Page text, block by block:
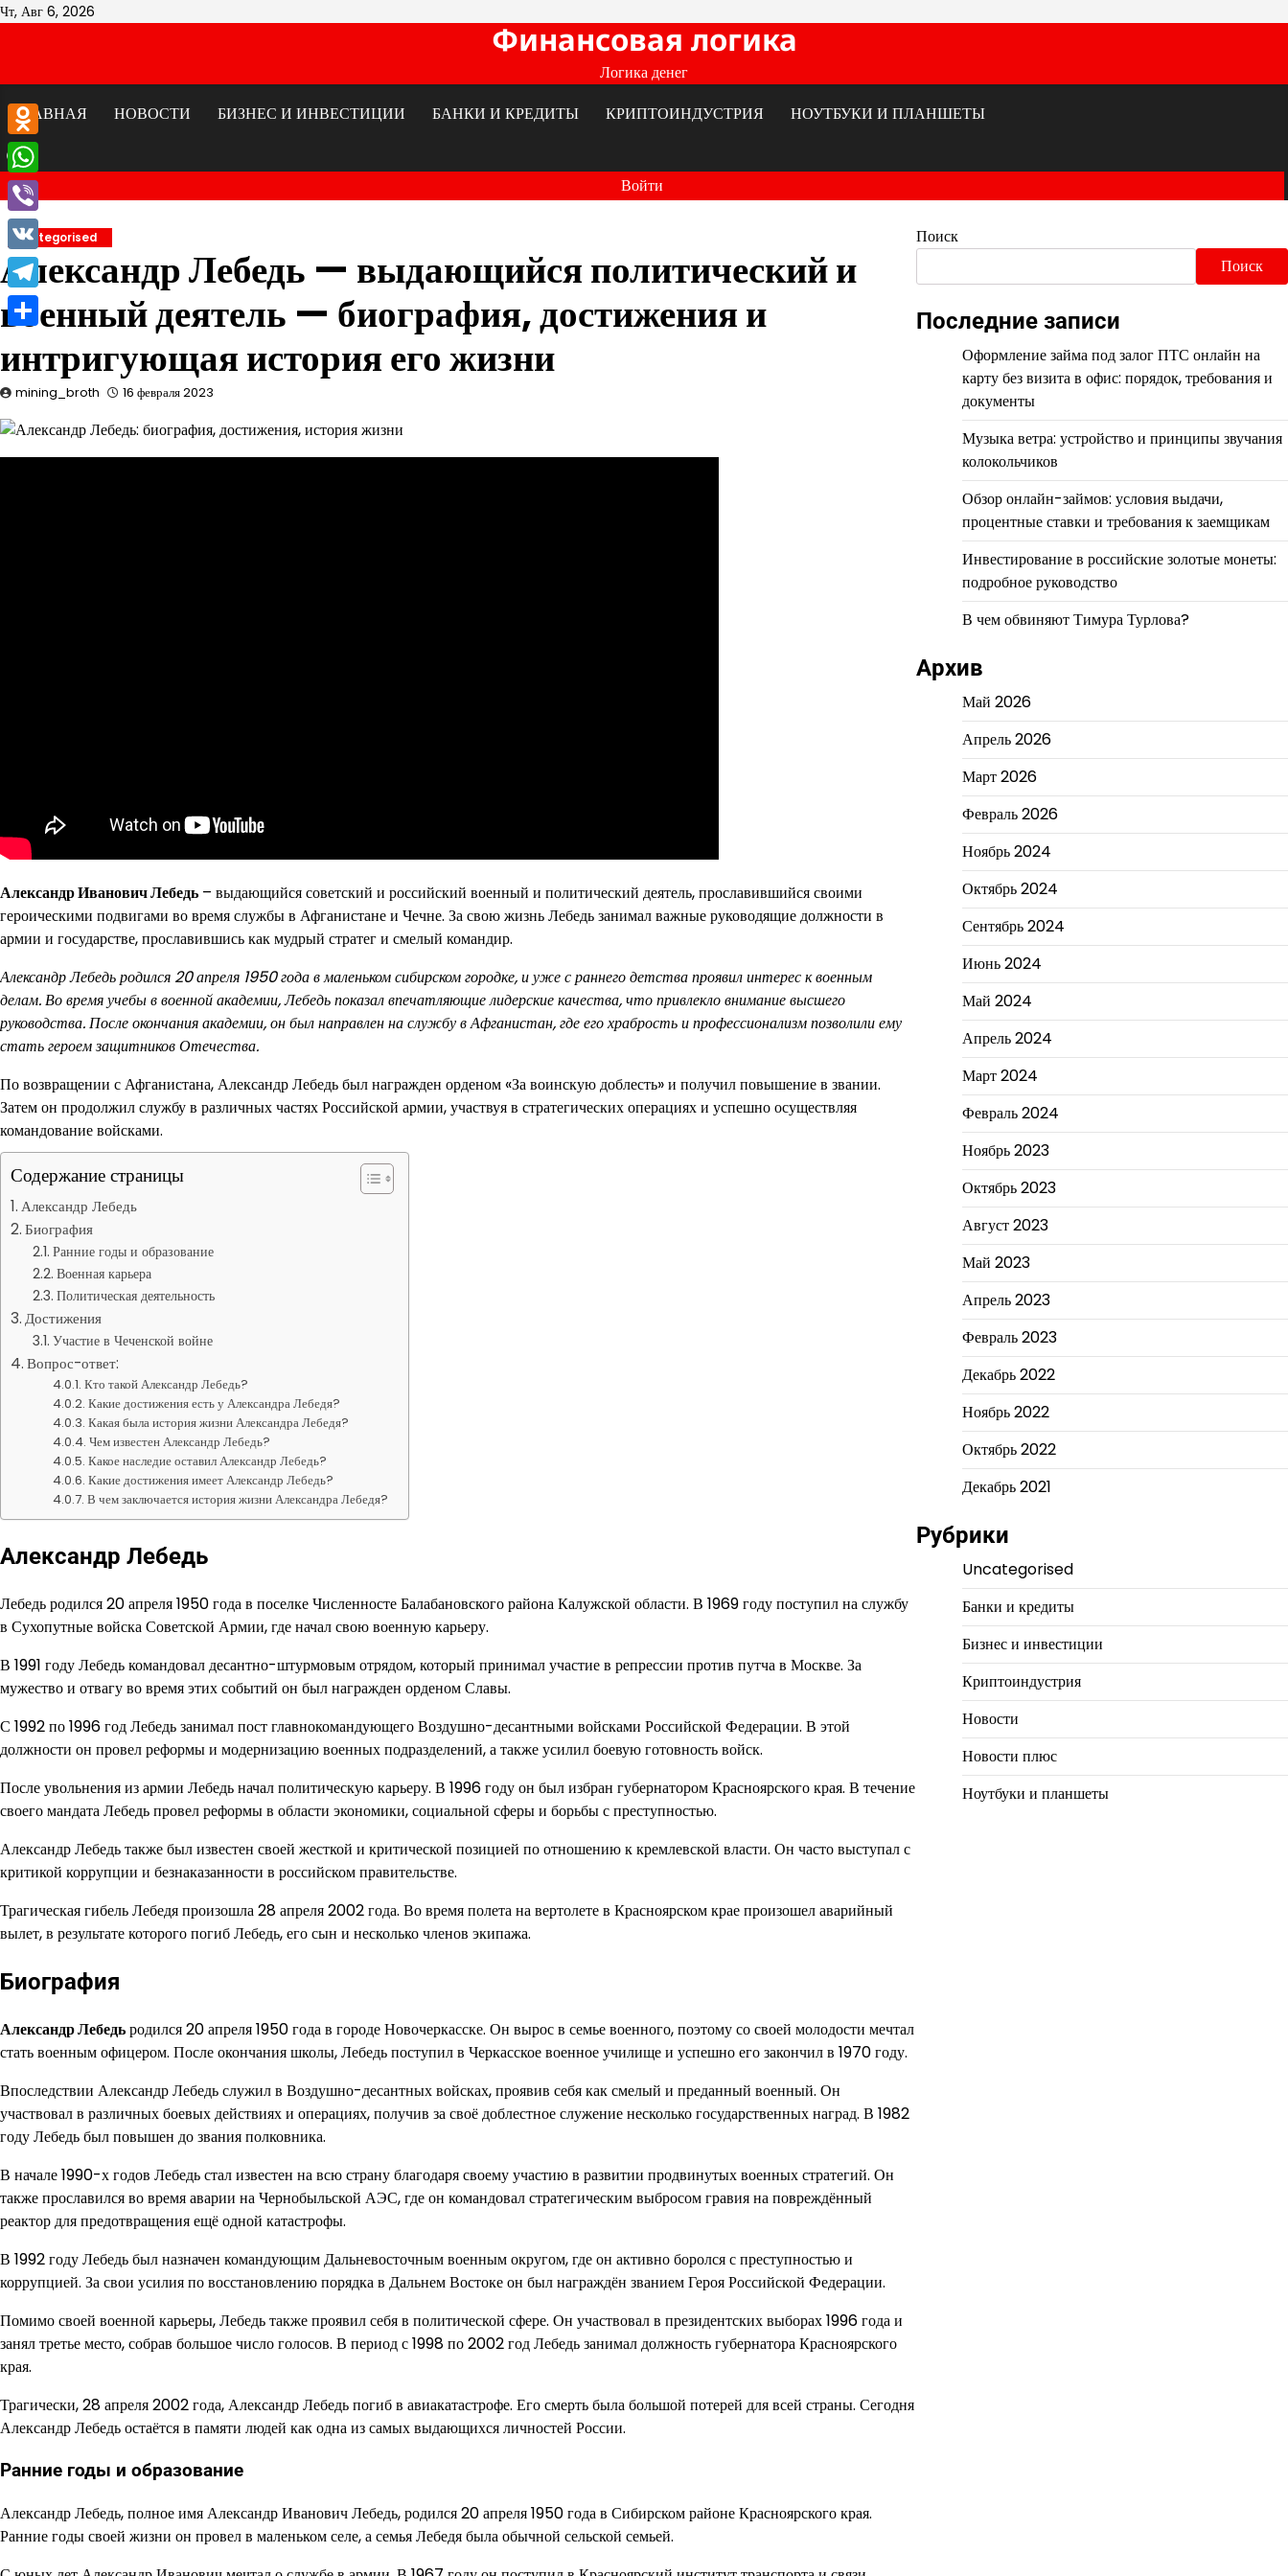
Перейти
Чт, Авг 6, 2026
Финансовая логика
Логика денег
ГЛАВНАЯ
НОВОСТИ БИЗНЕС И ИНВЕСТИЦИИ БАНКИ И КРЕДИТЫ КРИПТОИНДУСТРИЯ НОУТБУКИ И ПЛАНШЕТЫ
Войти
Uncategorised
Александр Лебедь — выдающийся политический и
военный деятель — биография, достижения и
интригующая история его жизни
mining_broth 16 февраля 2023
Александр Иванович Лебедь – выдающийся советский и российский военный и политический деятель, прославившийся своими
героическими подвигами во время службы в Афганистане и Чечне. За свою жизнь Лебедь занимал важные руководящие должности в
армии и государстве, прославившись как мудрый стратег и смелый командир.
Александр Лебедь родился 20 апреля 1950 года в маленьком сибирском городке, и уже с раннего детства проявил интерес к военным
делам. Во время учебы в военной академии, Лебедь показал впечатляющие лидерские качества, что привлекло внимание высшего
руководства. После окончания академии, он был направлен на службу в Афганистан, где его храбрость и профессионализм позволили ему
стать героем защитников Отечества.
По возвращении с Афганистана, Александр Лебедь был награжден орденом «За воинскую доблесть» и получил повышение в звании.
Затем он продолжил службу в различных частях Российской армии, участвуя в стратегических операциях и успешно осуществляя
командование войсками.
Содержание страницы
Александр Лебедь
Биография
Ранние годы и образование
Военная карьера
Политическая деятельность
Достижения
Участие в Чеченской войне
Вопрос-ответ:
Кто такой Александр Лебедь?
Какие достижения есть у Александра Лебедя?
Какая была история жизни Александра Лебедя?
Чем известен Александр Лебедь?
Какое наследие оставил Александр Лебедь?
Какие достижения имеет Александр Лебедь?
В чем заключается история жизни Александра Лебедя?
Александр Лебедь
Лебедь родился 20 апреля 1950 года в поселке Численносте Балабановского района Калужской области. В 1969 году поступил на службу
в Сухопутные войска Советской Армии, где начал свою военную карьеру.
В 1991 году Лебедь командовал десантно-штурмовым отрядом, который принимал участие в репрессии против путча в Москве. За
мужество и отвагу во время этих событий он был награжден орденом Славы.
С 1992 по 1996 год Лебедь занимал пост главнокомандующего Воздушно-десантными войсками Российской Федерации. В этой
должности он провел реформы и модернизацию военных подразделений, а также усилил боевую готовность войск.
После увольнения из армии Лебедь начал политическую карьеру. В 1996 году он был избран губернатором Красноярского края. В течение
своего мандата Лебедь провел реформы в области экономики, социальной сферы и борьбы с преступностью.
Александр Лебедь также был известен своей жесткой и критической позицией по отношению к кремлевской власти. Он часто выступал с
критикой коррупции и безнаказанности в российском правительстве.
Трагическая гибель Лебедя произошла 28 апреля 2002 года. Во время полета на вертолете в Красноярском крае произошел аварийный
вылет, в результате которого погиб Лебедь, его сын и несколько членов экипажа.
Биография
Александр Лебедьродился 20 апреля 1950 года в городе Новочеркасске. Он вырос в семье военного, поэтому со своей молодости мечтал
стать военным офицером. После окончания школы, Лебедь поступил в Черкасское военное училище и успешно его закончил в 1970 году.
Впоследствии Александр Лебедь служил в Воздушно-десантных войсках, проявив себя как смелый и преданный военный. Он
участвовал в различных боевых действиях и операциях, получив за своё доблестное служение несколько государственных наград. В 1982
году Лебедь был повышен до звания полковника.
В начале 1990-х годов Лебедь стал известен на всю страну благодаря своему участию в развитии продвинутых военных стратегий. Он
также прославился во время аварии на Чернобыльской АЭС, где он командовал стратегическим выбросом гравия на повреждённый
реактор для предотвращения ещё одной катастрофы.
В 1992 году Лебедь был назначен командующим Дальневосточным военным округом, где он активно боролся с преступностью и
коррупцией. За свои усилия по восстановлению порядка в Дальнем Востоке он был награждён званием Героя Российской Федерации.
Помимо своей военной карьеры, Лебедь также проявил себя в политической сфере. Он участвовал в президентских выборах 1996 года и
занял третье место, собрав большое число голосов. В период с 1998 по 2002 год Лебедь занимал должность губернатора Красноярского
края.
Трагически, 28 апреля 2002 года, Александр Лебедь погиб в авиакатастрофе. Его смерть была большой потерей для всей страны. Сегодня
Александр Лебедь остаётся в памяти людей как одна из самых выдающихся личностей России.
Ранние годы и образование
Александр Лебедь, полное имя Александр Иванович Лебедь, родился 20 апреля 1950 года в Сибирском районе Красноярского края.
Ранние годы своей жизни он провел в маленьком селе, а семья Лебедя была обычной сельской семьей.
Поиск
Поиск
Последние записи
Оформление займа под залог ПТС онлайн на
карту без визита в офис: порядок, требования и
документы
Музыка ветра: устройство и принципы звучания
колокольчиков
Обзор онлайн-займов: условия выдачи,
процентные ставки и требования к заемщикам
Инвестирование в российские золотые монеты:
подробное руководство
В чем обвиняют Тимура Турлова?
Архив
Май 2026
Апрель 2026
Март 2026
Февраль 2026
Ноябрь 2024
Октябрь 2024
Сентябрь 2024
Июнь 2024
Май 2024
Апрель 2024
Март 2024
Февраль 2024
Ноябрь 2023
Октябрь 2023
Август 2023
Май 2023
Апрель 2023
Февраль 2023
Декабрь 2022
Ноябрь 2022
Октябрь 2022
Декабрь 2021
Рубрики
Uncategorised
Банки и кредиты
Бизнес и инвестиции
Криптоиндустрия
Новости
Новости плюс
Ноутбуки и планшеты
Odnoklassniki
WhatsApp
Viber
VK
Telegram